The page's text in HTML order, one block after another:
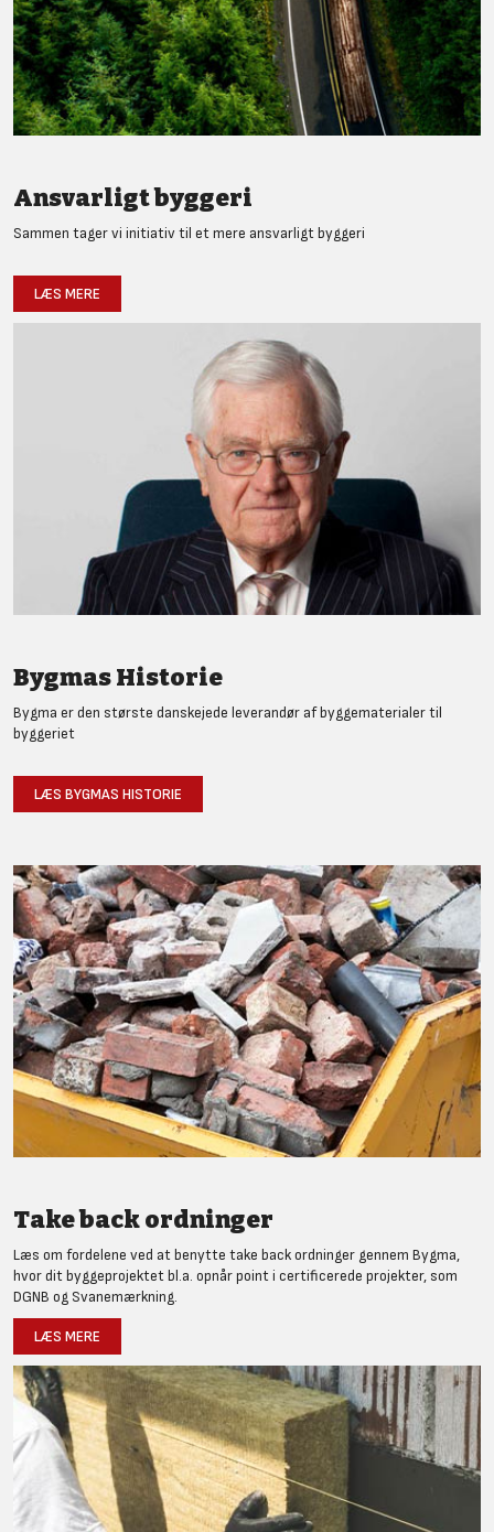
Ansvarligt byggeri
Sammen tager vi initiativ til et mere ansvarligt byggeri
LÆS MERE
Bygmas Historie
Bygma er den største danskejede leverandør af byggematerialer til
byggeriet
LÆS BYGMAS HISTORIE
Take back ordninger
Læs om fordelene ved at benytte take back ordninger gennem Bygma,
hvor dit byggeprojektet bl.a. opnår point i certificerede projekter, som
DGNB og Svanemærkning.
LÆS MERE